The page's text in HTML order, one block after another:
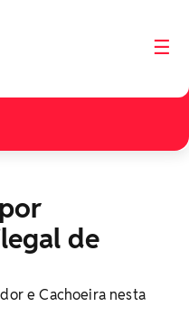
☰
de
e Cachoeira nesta